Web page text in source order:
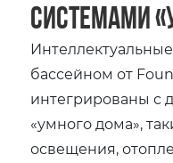
системами
бассейном от
интегрированы с
«умного дома»,
освещения,